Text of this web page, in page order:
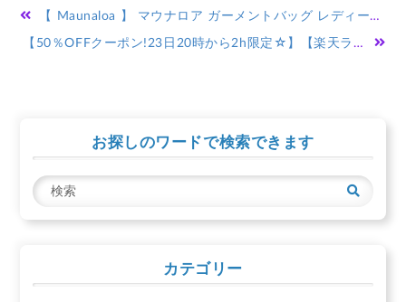
投
稿
ー
シ
ョ
ン
【 Maunaloa 】 マウナロア ガーメントバッグ レディース 女性用 スーツバッグ ドレス ドレス入れ スーツ入れ フラダンス フラ ダンス 衣装 かわいい おしゃれ お洒落 2WAY ハイビスカス ハワイ ハワイアン プレゼント ギフト
【50％OFFクーポン!23日20時から2h限定☆】【楽天ランキング1位】 本革 バッグ レディース ショルダーバッグ 斜めがけバッグ 肩掛け 小さめ ダブルジッパー コンパクト 財布 多機能 シンプル おしゃれ かわいい ウォレットバッグ 仕分け ポケット ボア ファー
お探しのワードで検索できます
検
索
カテゴリー